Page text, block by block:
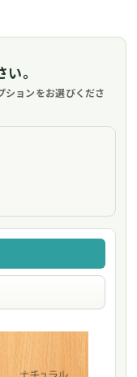
。
ションをお選びくださ